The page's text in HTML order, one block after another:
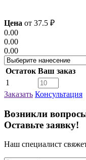
Цена от 37.5 ₽
0.00
0.00
0.00
Остаток Ваш заказ
1
Заказать Консультация
Возникли
Оставьте заявку!
Наш специалист